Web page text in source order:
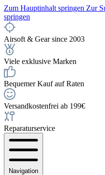
Zum Hauptinhalt springen Zur
springen
Airsoft & Gear since 2003
Viele exklusive Marken
Bequemer Kauf auf Raten
Versandkostenfrei ab 199€
Reparaturservice
Navigation